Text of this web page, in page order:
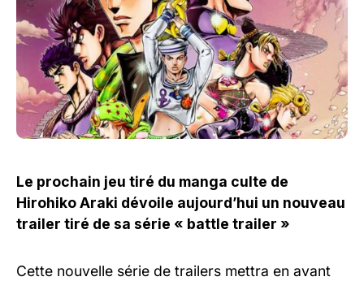
Le prochain jeu tiré du manga culte de
Hirohiko Araki dévoile aujourd’hui un nouveau
trailer tiré de sa série « battle trailer »
Cette nouvelle série de trailers mettra en avant